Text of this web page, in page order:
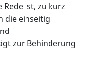
ist, zu kurz
die einseitig
zur Behinderung